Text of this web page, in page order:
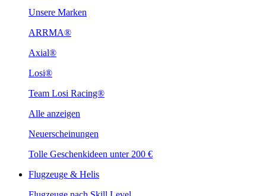
Unsere Marken
ARRMA®
Axial®
Losi®
Team Losi Racing®
Alle anzeigen
Neuerscheinungen
Tolle Geschenkideen unter 200 €
Flugzeuge & Helis